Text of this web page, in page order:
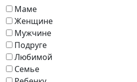
Маме
Женщине
Мужчине
Подруге
Любимой
Семье